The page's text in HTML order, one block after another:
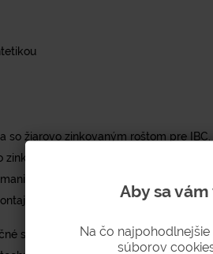
so žiarovo zinkovaným roštom pre IBC.
roštom.
pomocou vysokozdvižného
s objemom do 1 000 l.
skladovanie a manipuláciu s IBC
Aby sa
Na čo
súborov